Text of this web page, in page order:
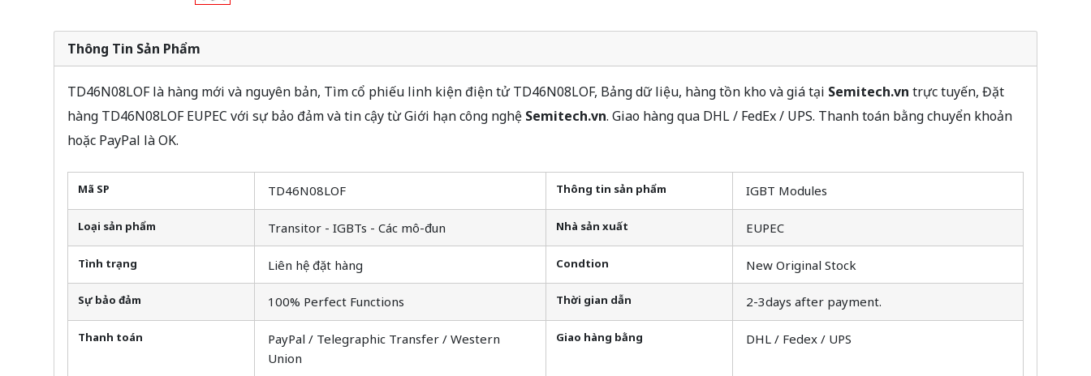
Thông Tin Sản Phẩm
TD46N08LOF là hàng mới và nguyên bản, Tìm cổ phiếu linh kiện điện tử TD46N08LOF, Bảng dữ liệu, hàng tồn kho và giá tại Semitech.vn trực tuyến, Đặt
hàng TD46N08LOF EUPEC với sự bảo đảm và tin cậy từ Giới hạn công nghệ Semitech.vn. Giao hàng qua DHL / FedEx / UPS. Thanh toán bằng chuyển khoản
hoặc PayPal là OK.
Mã SP TD46N08LOF Thông tin sản phẩm IGBT Modules
Loại sản phẩm Transitor - IGBTs - Các mô-đun Nhà sản xuất EUPEC
Tình trạng Liên hệ đặt hàng Condtion New Original Stock
Sự bảo đảm 100% Perfect Functions Thời gian dẫn 2-3days after payment.
Thanh toán
PayPal / Telegraphic Transfer / Western
Union
Giao hàng bằng DHL / Fedex / UPS